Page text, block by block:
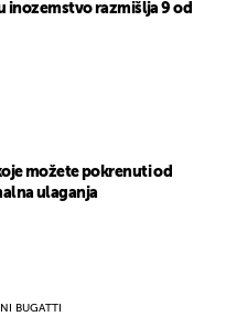
inozemstvo razmišlja 9 od
možete pokrenuti od
ulaganja
BUGATTI